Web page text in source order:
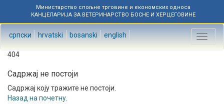
Министарство спољне трговине и економских односа
КАНЦЕЛАРИЈА ЗА ВЕТЕРИНАРСТВО БОСНЕ И ХЕРЦЕГОВИНЕ
српски hrvatski bosanski english
Toggle
404
Садржај не постоји
Садржај коју тражите не постоји.
Назад на почетну